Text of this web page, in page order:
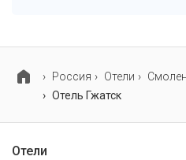
оплачивается отдельно.
Россия Отели
Отель Гжатск
Отели